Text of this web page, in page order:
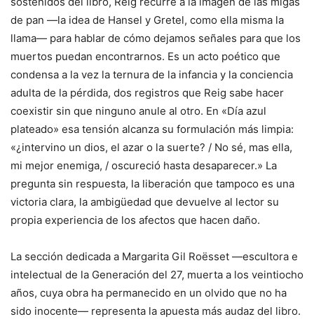
de pan —la idea de Hansel y Gretel, como ella misma la
llama— para hablar de cómo dejamos señales para que los
muertos puedan encontrarnos. Es un acto poético que
condensa a la vez la ternura de la infancia y la conciencia
adulta de la pérdida, dos registros que Reig sabe hacer
coexistir sin que ninguno anule al otro. En «Día azul
plateado» esa tensión alcanza su formulación más limpia:
«¿intervino un dios, el azar o la suerte? / No sé, mas ella,
mi mejor enemiga, / oscureció hasta desaparecer.» La
pregunta sin respuesta, la liberación que tampoco es una
victoria clara, la ambigüedad que devuelve al lector su
propia experiencia de los afectos que hacen daño.
La sección dedicada a Margarita Gil Roësset —escultora e
intelectual de la Generación del 27, muerta a los veintiocho
años, cuya obra ha permanecido en un olvido que no ha
sido inocente— representa la apuesta más audaz del libro.